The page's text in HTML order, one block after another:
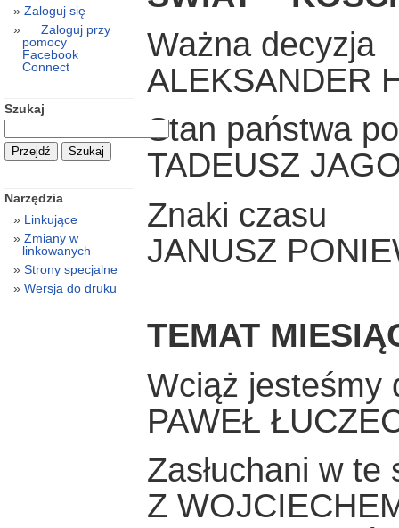
Ważna decyzja
ALEKSANDER
Stan państwa
TADEUSZ
Znaki czasu
JANUSZ
TEMAT
Wciąż jesteśmy
PAWEŁ
Zasłuchani w
Z
Zaloguj się
Zaloguj przy
pomocy
Facebook
Connect
Szukaj
Narzędzia
Linkujące
Zmiany w
linkowanych
Strony specjalne
Wersja do druku